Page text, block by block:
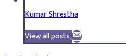
Kumar Shrestha
View all posts